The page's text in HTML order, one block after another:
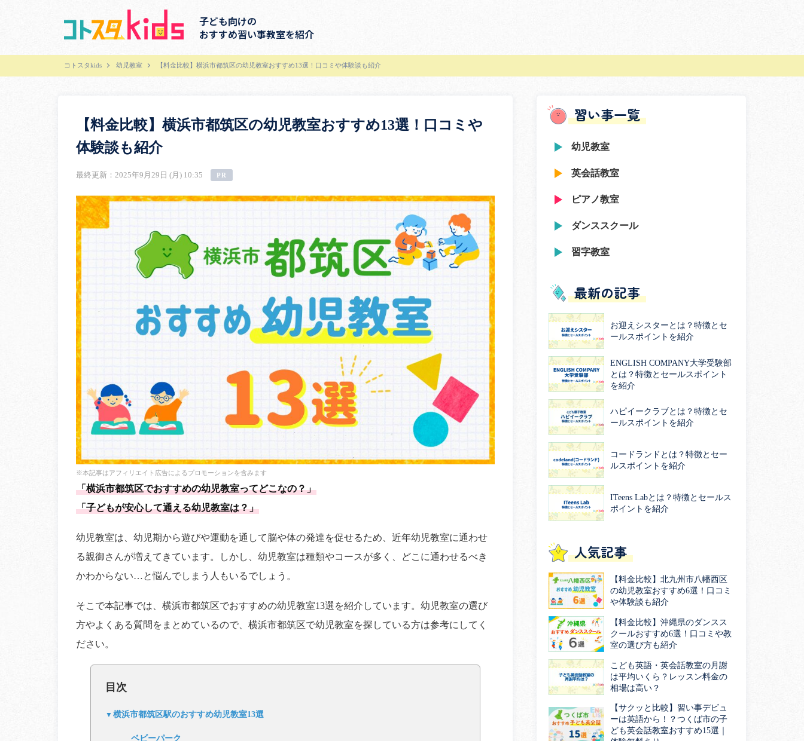
子ども向けの
おすすめ習い事教室を紹介
コトスタkids 幼児教室 【料金比較】横浜市都筑区の幼児教室おすすめ13選！口コミや体験談も紹介
【料金比較】横浜市都筑区の幼児教室おすすめ13選！口コミや
体験談も紹介
最終更新：2025年9月29日 (月) 10:35 PR
※本記事はアフィリエイト広告によるプロモーションを含みます
「横浜市都筑区でおすすめの幼児教室ってどこなの？」
「子どもが安心して通える幼児教室は？」
幼児教室は、幼児期から遊びや運動を通して脳や体の発達を促せるため、近年幼児教室に通わせ
る親御さんが増えてきています。しかし、幼児教室は種類やコースが多く、どこに通わせるべき
かわからない…と悩んでしまう人もいるでしょう。
そこで本記事では、横浜市都筑区でおすすめの幼児教室13選を紹介しています。幼児教室の選び
方やよくある質問をまとめているので、横浜市都筑区で幼児教室を探している方は参考にしてく
ださい。
目次
横浜市都筑区駅のおすすめ幼児教室13選
ベビーパーク
習い事一覧
幼児教室
英会話教室
ピアノ教室
ダンススクール
習字教室
最新の記事
お迎えシスターとは？特徴とセ
ールスポイントを紹介
ENGLISH COMPANY大学受験部
とは？特徴とセールスポイント
を紹介
ハピイークラブとは？特徴とセ
ールスポイントを紹介
コードランドとは？特徴とセー
ルスポイントを紹介
ITeens Labとは？特徴とセールス
ポイントを紹介
人気記事
【料金比較】北九州市八幡西区
の幼児教室おすすめ6選！口コミ
や体験談も紹介
【料金比較】沖縄県のダンスス
クールおすすめ6選！口コミや教
室の選び方も紹介
こども英語・英会話教室の月謝
は平均いくら？レッスン料金の
相場は高い？
【サクッと比較】習い事デビュ
ーは英語から！？つくば市の子
ども英会話教室おすすめ15選｜